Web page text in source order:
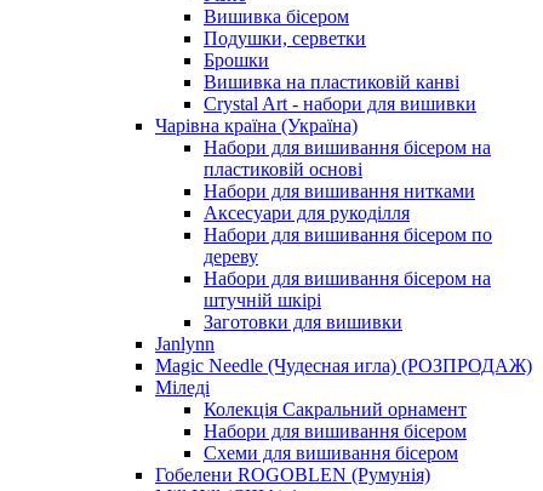
Вишивка бісером
Подушки, серветки
Брошки
Вишивка на пластиковій канві
Crystal Art - набори для вишивки
Чарівна країна (Україна)
Набори для вишивання бісером на
пластиковій основі
Набори для вишивання нитками
Аксесуари для рукоділля
Набори для вишивання бісером по
дереву
Набори для вишивання бісером на
штучній шкірі
Заготовки для вишивки
Janlynn
Magic Needle (Чудесная игла) (РОЗПРОДАЖ)
Міледі
Колекція Сакральний орнамент
Набори для вишивання бісером
Схеми для вишивання бісером
Гобелени ROGOBLEN (Румунія)